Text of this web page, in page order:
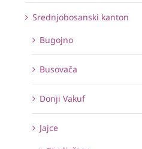
Srednjobosanski kanton
Bugojno
Busovača
Donji Vakuf
Jajce